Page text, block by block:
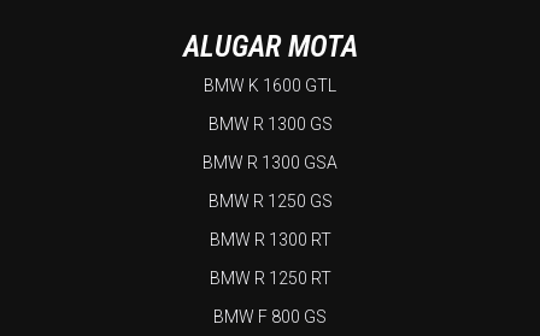
ALUGAR MOTA
BMW K 1600 GTL
BMW R 1300 GS
BMW R 1300 GSA
BMW R 1250 GS
BMW R 1300 RT
BMW R 1250 RT
BMW F 800 GS